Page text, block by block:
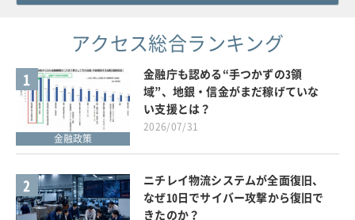
アクセス総合ランキング
1
金融政策
金融庁も認める“手つかずの3領
域”、地銀・信金がまだ稼げていな
い支援とは？
2026/07/31
2
ニチレイ物流システムが全面復旧、
なぜ10日でサイバー攻撃から復旧で
きたのか？